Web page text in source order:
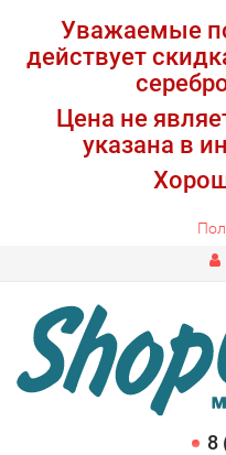
Уважаемые
действует
Цена не
указана в
8